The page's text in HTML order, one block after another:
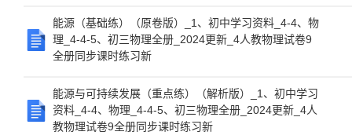
能源（基础练）（原卷版）_1、初中学习资料_4-4、物
理_4-4-5、初三物理全册_2024更新_4人教物理试卷9
全册同步课时练习新
能源与可持续发展（重点练）（解析版）_1、初中学习
资料_4-4、物理_4-4-5、初三物理全册_2024更新_4人
教物理试卷9全册同步课时练习新